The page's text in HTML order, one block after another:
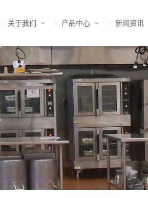
关于我们 产品中心 新闻资讯